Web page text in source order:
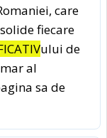
care
fiecare
ului de
al
sa de